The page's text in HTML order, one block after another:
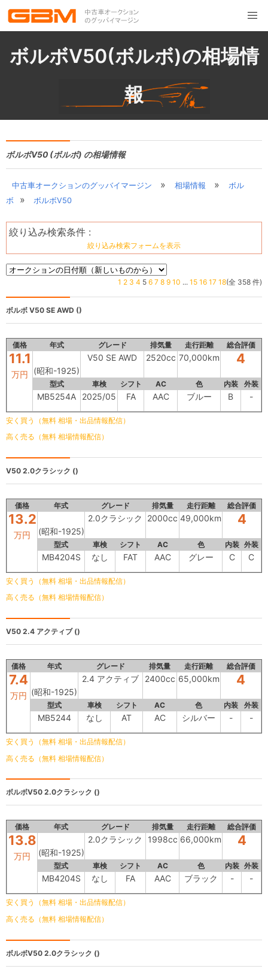
ボルボV50(ボルボ)の相場情
報
ボルボV50 (ボルボ) の相場情報
中古車オークションのグッバイマージン » 相場情報 »
ボル
ボ
» ボルボV50
絞り込み検索条件 :
絞り込み検索フォームを表示
1 2 3 4 5 6 7 8 9 10 ... 15 16 17 18(全 358 件)
ボルボ V50 SE AWD ()
価格 年式 グレード 排気量 走行距離 総合評価
11.1
万円 (昭和-1925)
V50 SE AWD 2520cc 70,000km 4
型式 車検 シフト AC 色 内装 外装
MB5254A 2025/05 FA AAC ブルー B -
安く買う（無料 相場・出品情報配信）
高く売る（無料 相場情報配信）
V50 2.0クラシック ()
価格 年式 グレード 排気量 走行距離 総合評価
13.2
万円 (昭和-1925)
2.0クラシック 2000cc 49,000km 4
型式 車検 シフト AC 色 内装 外装
MB4204S なし FAT AAC グレー C C
安く買う（無料 相場・出品情報配信）
高く売る（無料 相場情報配信）
V50 2.4 アクティブ ()
価格 年式 グレード 排気量 走行距離 総合評価
7.4
万円 (昭和-1925)
2.4 アクティブ 2400cc 65,000km 4
型式 車検 シフト AC 色 内装 外装
MB5244 なし AT AC シルバー - -
安く買う（無料 相場・出品情報配信）
高く売る（無料 相場情報配信）
ボルボV50 2.0クラシック ()
価格 年式 グレード 排気量 走行距離 総合評価
13.8
万円 (昭和-1925)
2.0クラシック 1998cc 66,000km 4
型式 車検 シフト AC 色 内装 外装
MB4204S なし FA AAC ブラック - -
安く買う（無料 相場・出品情報配信）
高く売る（無料 相場情報配信）
ボルボV50 2.0クラシック ()